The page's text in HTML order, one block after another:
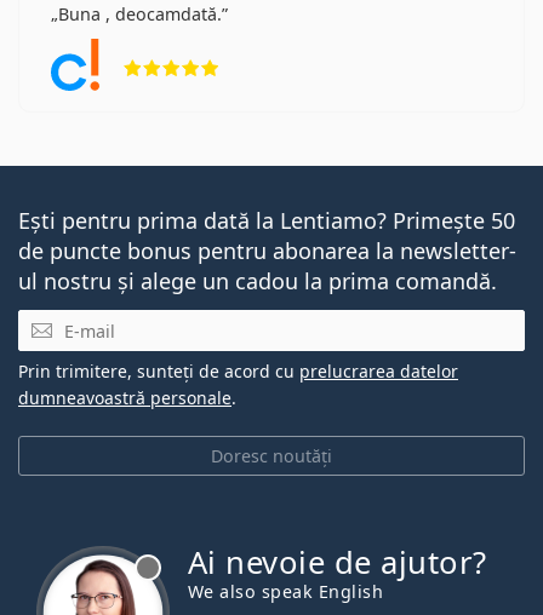
Buna , deocamdată.
Ești pentru prima dată la Lentiamo? Primește 50
de puncte bonus pentru abonarea la newsletter-
ul nostru și alege un cadou la prima comandă.
E-mail
Doresc noutăți
Prin trimitere, sunteți de acord cu prelucrarea datelor
dumneavoastră personale.
Ai nevoie de ajutor?
We also speak English